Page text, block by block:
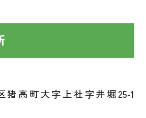
猪高町大字上社字井堀25-1